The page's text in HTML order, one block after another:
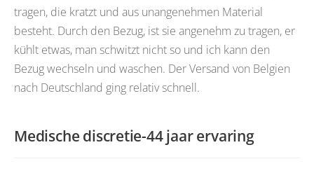
Medische discretie-44 jaar ervaring
tragen, die kratzt und aus unangenehmen Material
besteht. Durch den Bezug, ist sie angenehm zu tragen, er
kühlt etwas, man schwitzt nicht so und ich kann den
Bezug wechseln und waschen. Der Versand von Belgien
nach Deutschland ging relativ schnell.